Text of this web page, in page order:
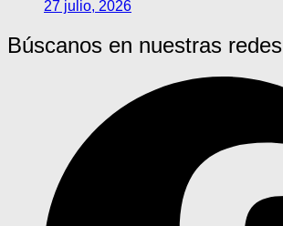
27 julio, 2026
Búscanos en nuestras redes